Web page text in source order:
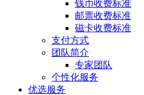
钱币收费标准
邮票收费标准
磁卡收费标准
支付方式
团队简介
专家团队
个性化服务
优选服务